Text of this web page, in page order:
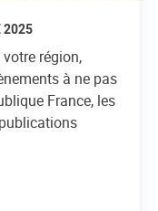
2025
région,
à ne pas
France, les